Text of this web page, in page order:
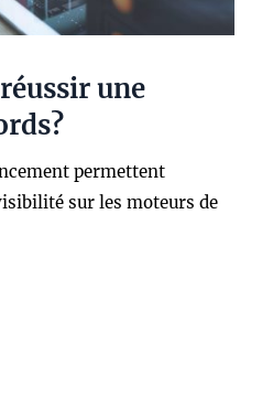
une
permettent
sur les moteurs de